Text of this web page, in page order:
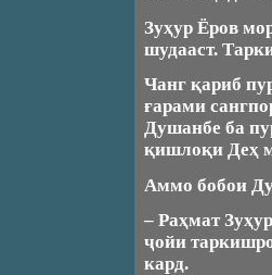
Зуҳур Ёров
шудааст.
Чанг қариб
ғарами
Душанбе ба
қишлоқи Деҳ
Аммо бобои
– Раҳмат
ҷойи
кард.